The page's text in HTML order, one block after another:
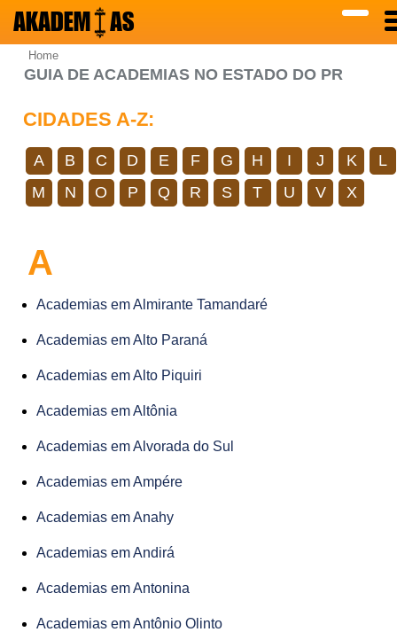
AKADEM AS
Home
GUIA DE ACADEMIAS NO ESTADO DO PR
CIDADES A-Z:
A B C D E F G H I J K
L
M
N O P Q R S T U V X
A
Academias em Almirante Tamandaré
Academias em Alto Paraná
Academias em Alto Piquiri
Academias em Altônia
Academias em Alvorada do Sul
Academias em Ampére
Academias em Anahy
Academias em Andirá
Academias em Antonina
Academias em Antônio Olinto